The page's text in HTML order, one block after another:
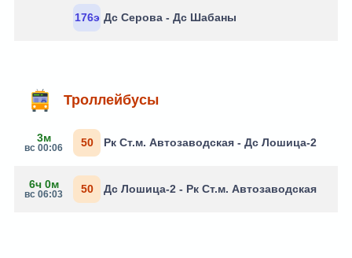
176э Дс Серова - Дс Шабаны
Троллейбусы
3м
вс 00:06 50 Рк Ст.м. Автозаводская - Дс Лошица-2
6ч 0м
вс 06:03 50 Дс Лошица-2 - Рк Ст.м. Автозаводская